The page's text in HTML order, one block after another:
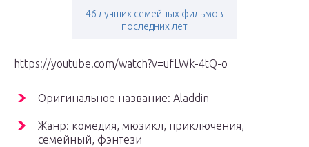
46 лучших семейных фильмов
последних лет
https://youtube.com/watch?v=ufLWk-4tQ-o
Оригинальное название: Aladdin
Жанр: комедия, мюзикл, приключения,
семейный, фэнтези